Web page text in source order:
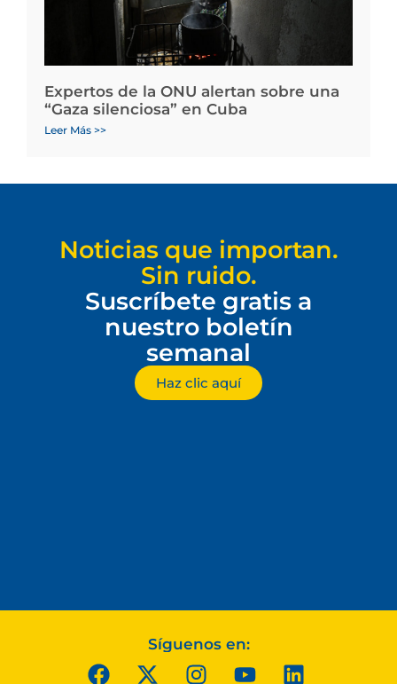
Expertos de la ONU alertan sobre una
“Gaza silenciosa” en Cuba
Leer Más >>
Noticias que importan.
Sin ruido.
Suscríbete gratis a
nuestro boletín
semanal
Haz clic aquí
Síguenos en: